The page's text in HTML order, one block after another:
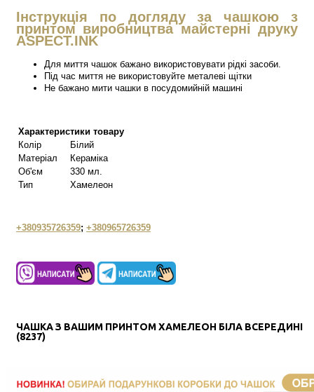
Інструкція по догляду за чашкою з
принтом виробництва майстерні друку
ASPECT.INK
Для миття чашок бажано використовувати рідкі засоби.
Під час миття не використовуйте металеві щітки
Не бажано мити чашки в посудомийній машині
Характеристики товару
Колір
Білий
Матеріал
Кераміка
Об'єм
330 мл.
Тип
Хамелеон
+380935726359; +380965726359
ЧАШКА З ВАШИМ ПРИНТОМ ХАМЕЛЕОН БІЛА ВСЕРЕДИНІ
(8237)